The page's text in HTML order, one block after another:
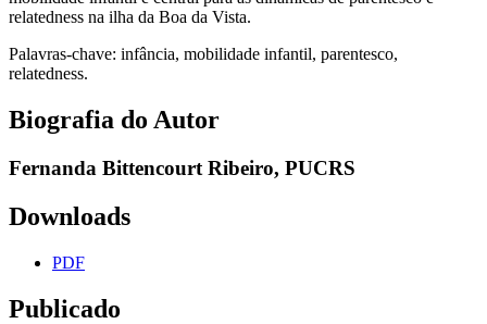
relatedness na ilha da Boa da Vista.
Palavras-chave: infância, mobilidade infantil, parentesco,
relatedness.
Biografia do Autor
Fernanda Bittencourt Ribeiro, PUCRS
Downloads
PDF
Publicado